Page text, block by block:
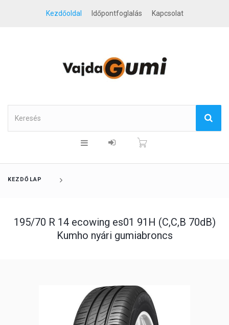
Kezdőoldal Időpontfoglalás Kapcsolat
KEZDŐLAP
195/70 R 14 ecowing es01 91H (C,C,B 70dB)
Kumho nyári gumiabroncs